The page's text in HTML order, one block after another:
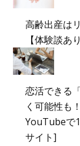
高齢出産は
【体験談あり
恋活できる
く可能性も！
YouTubeで
サイト]